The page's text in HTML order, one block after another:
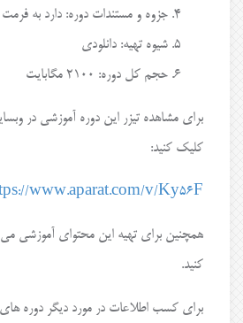
جزوه و مستندات دوره: دارد به فرمت PDF
شیوه تهیه: دانلودی
حجم کل دوره: ۲۱۰۰ مگابایت
برای مشاهده تیزر این دوره آموزشی در
کلیک کنید:
www.aparat.com/v/Ky56F
همچنین برای تهیه این محتوای آموزشی می
کنید.
برای کسب اطلاعات در مورد دیگر دوره